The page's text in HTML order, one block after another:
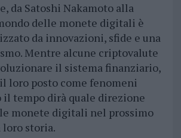
da Satoshi Nakamoto alla
delle monete digitali è
da innovazioni, sfide e una
Mentre alcune criptovalute
il sistema finanziario,
loro posto come fenomeni
il tempo dirà quale direzione
monete digitali nel prossimo
storia.